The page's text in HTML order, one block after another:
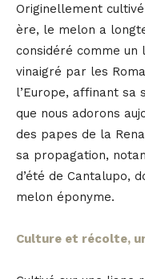
Originellement
ère, le melon a
considéré comme un
vinaigré par les
l’Europe, affinant sa
que nous adorons
des papes de la
sa propagation,
d’été de Cantalupo,
melon éponyme.
Culture et récolte,